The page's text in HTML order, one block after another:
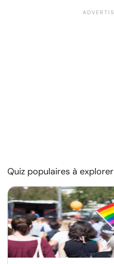
Quiz populaires à explorer